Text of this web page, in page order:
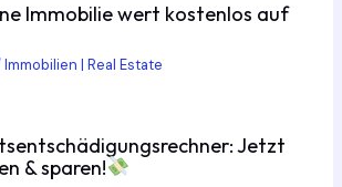
Immobilie wert kostenlos auf
Immobilien | Real Estate
Jetzt
& sparen!